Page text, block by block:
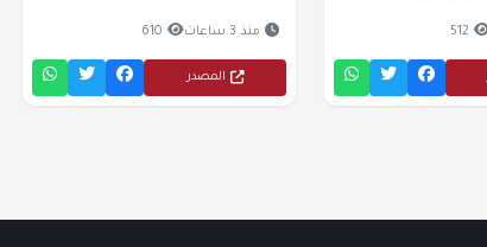
512 منذ 3 ساعات 610
المصدر